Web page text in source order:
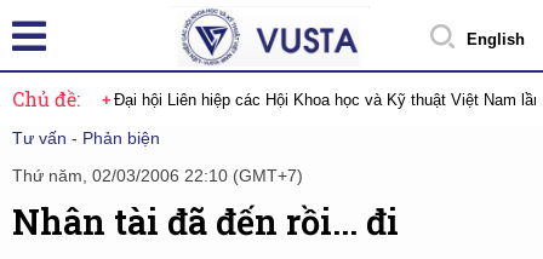
English
Chủ đề: Đại hội Liên hiệp các Hội Khoa học và Kỹ thuật Việt Nam
Tư vấn - Phản biện
Thứ năm, 02/03/2006 22:10 (GMT+7)
Nhân tài đã đến rồi... đi